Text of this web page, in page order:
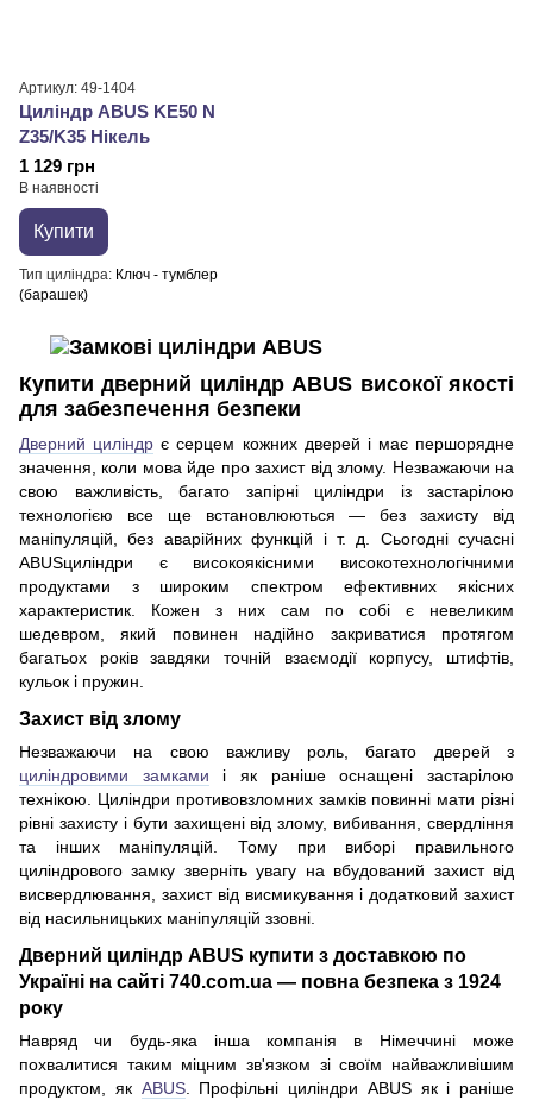
Артикул: 49-1404
Циліндр ABUS KE50 N
Z35/K35 Нікель
1 129 грн
В наявності
Купити
Тип циліндра Ключ - тумблер
(барашек)
Купити дверний циліндр ABUS високої якості
для забезпечення безпеки
Дверний циліндр є серцем кожних дверей і має першорядне
значення, коли мова йде про захист від злому. Незважаючи на
свою важливість, багато запірні циліндри із застарілою
технологією все ще встановлюються — без захисту від
маніпуляцій, без аварійних функцій і т. д. Сьогодні сучасні
ABUSциліндри є високоякісними високотехнологічними
продуктами з широким спектром ефективних якісних
характеристик. Кожен з них сам по собі є невеликим
шедевром, який повинен надійно закриватися протягом
багатьох років завдяки точній взаємодії корпусу, штифтів,
кульок і пружин.
Захист від злому
Незважаючи на свою важливу роль, багато дверей з
циліндровими замками і як раніше оснащені застарілою
технікою. Циліндри противовзломних замків повинні мати різні
рівні захисту і бути захищені від злому, вибивання, свердління
та інших маніпуляцій. Тому при виборі правильного
циліндрового замку зверніть увагу на вбудований захист від
висвердлювання, захист від висмикування і додатковий захист
від насильницьких маніпуляцій ззовні.
Дверний циліндр ABUS купити з доставкою по
Україні на сайті 740.com.ua — повна безпека з 1924
року
Навряд чи будь-яка інша компанія в Німеччині може
похвалитися таким міцним зв'язком зі своїм найважливішим
продуктом, як ABUS. Профільні циліндри ABUS як і раніше